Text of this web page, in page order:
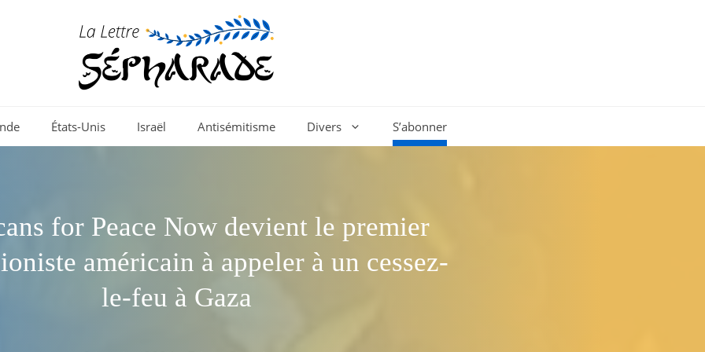
États-Unis Israël Antisémitisme Divers S’abonner
for Peace Now devient le premier
américain à appeler à un cessez-
le-feu à Gaza